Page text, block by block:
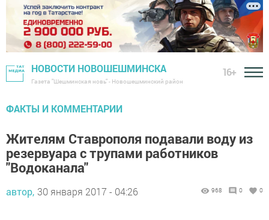
НОВОСТИ НОВОШЕШМИНСКА
Газета "Шешминская новь" - Новошешминский район
16+
ФАКТЫ И КОММЕНТАРИИ
Жителям Ставрополя подавали воду из
резервуара с трупами работников
"Водоканала"
автор, 30 января 2017 - 04:26 968 0 0